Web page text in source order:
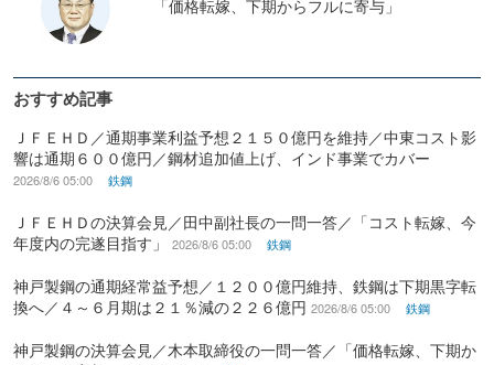
「価格転嫁、下期からフルに寄与」
おすすめ記事
ＪＦＥＨＤ／通期事業利益予想２１５０億円を維持／中東コスト影
響は通期６００億円／鋼材追加値上げ、インド事業でカバー
2026/8/6 05:00 鉄鋼
ＪＦＥＨＤの決算会見／田中副社長の一問一答／「コスト転嫁、今
年度内の完遂目指す」
2026/8/6 05:00 鉄鋼
神戸製鋼の通期経常益予想／１２００億円維持、鉄鋼は下期黒字転
換へ／４～６月期は２１％減の２２６億円 2026/8/6 05:00 鉄鋼
神戸製鋼の決算会見／木本取締役の一問一答／「価格転嫁、下期か